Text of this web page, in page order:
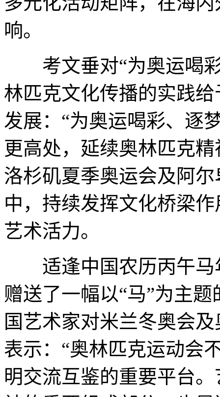
响。
考文垂对“为奥运喝彩
林匹克文化传播的实践
发展：“为奥运喝彩、
更高处，延续奥林匹克
洛杉矶夏季奥运会及阿
中，持续发挥文化桥梁
艺术活力。
适逢中国农历丙午马
赠送了一幅以“马”为主
国艺术家对米兰冬奥会
表示：“奥林匹克运动会
明交流互鉴的重要平台